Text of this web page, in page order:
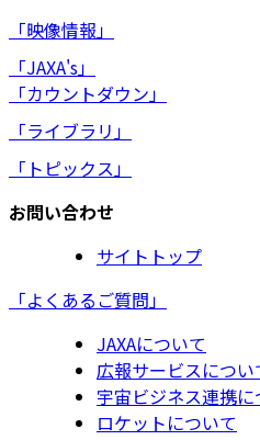
「映像情報」
「JAXA's」
「カウントダウン」
「ライブラリ」
「トピックス」
お問い合わせ
サイトトップ
「よくあるご質問」
JAXAについて
広報サービスについ
宇宙ビジネス連携に
ロケットについて